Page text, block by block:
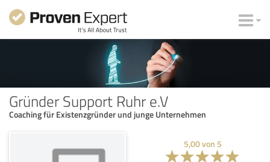
Gründer Support Ruhr e.V
Coaching für Existenzgründer und junge Unternehmen
5,00von 5